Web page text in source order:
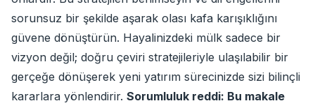
sorunsuz bir şekilde aşarak olası kafa karışıklığını
güvene dönüştürün. Hayalinizdeki mülk sadece bir
vizyon değil; doğru çeviri stratejileriyle ulaşılabilir bir
gerçeğe dönüşerek yeni yatırım sürecinizde sizi bilinçli
kararlara yönlendirir. Sorumluluk reddi: Bu makale